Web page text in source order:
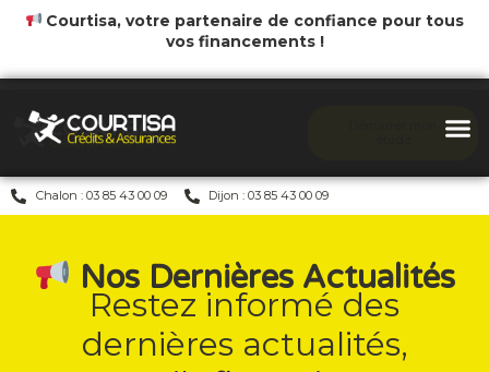
Courtisa, votre partenaire de confiance pour tous
vos financements !
Chalon : 03 85 43 00 09 Dijon : 03 85 43 00 09
Nos Dernières Actualités
Restez informé des
dernières actualités,